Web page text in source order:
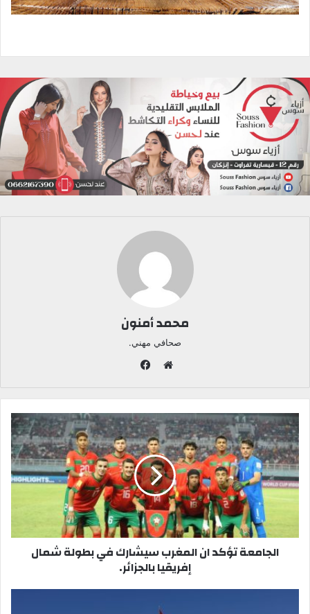
محمد أمنون
صحافي مهني.
و
ق
ا
ل
و
ي
ب
س
ب
و
ك
الجامعة تؤكد ان المغرب سيشارك في بطولة شمال
إفريقيا بالجزائر.